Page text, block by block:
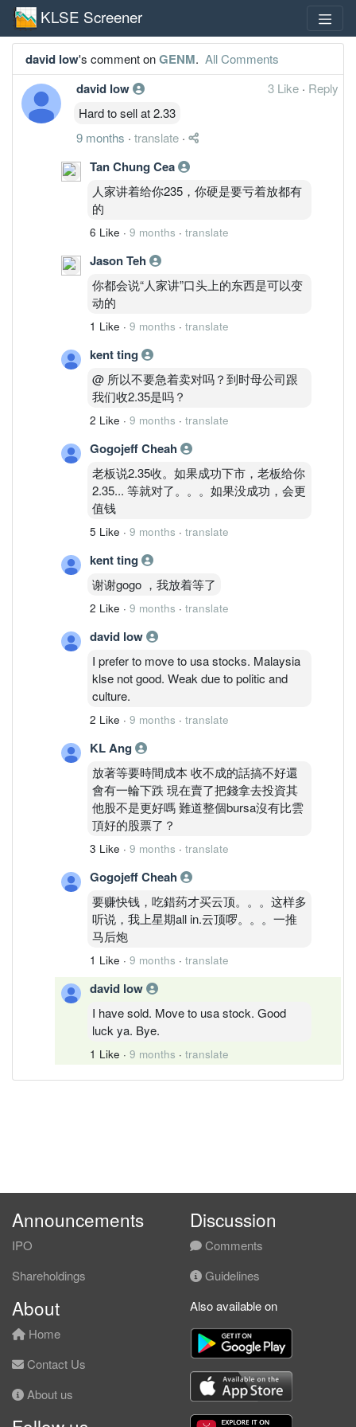
KLSE Screener
david low's comment onGENM. All Comments
david low 3 Like · Reply
Hard to sell at 2.33
9 months · translate ·
Tan Chung Cea
人家讲着给你235，你硬是要亏着放都有
的
6 Like · 9 months · translate
Jason Teh
你都会说“人家讲”口头上的东西是可以变
动的
1 Like · 9 months · translate
kent ting
@ 所以不要急着卖对吗？到时母公司跟
我们收2.35是吗？
2 Like · 9 months · translate
Gogojeff Cheah
老板说2.35收。如果成功下市，老板给你
2.35... 等就对了。。。如果没成功，会更
值钱
5 Like · 9 months · translate
kent ting
谢谢gogo ，我放着等了
2 Like · 9 months · translate
david low
I prefer to move to usa stocks. Malaysia
klse not good. Weak due to politic and
culture.
2 Like · 9 months · translate
KL Ang
放著等要時間成本 收不成的話搞不好還
會有一輪下跌 現在賣了把錢拿去投資其
他股不是更好嗎 難道整個bursa沒有比雲
頂好的股票了？
3 Like · 9 months · translate
Gogojeff Cheah
要赚快钱，吃錯药才买云顶。。。这样多
听说，我上星期all in.云顶啰。。。一推
马后炮
1 Like · 9 months · translate
david low
I have sold. Move to usa stock. Good
luck ya. Bye.
1 Like · 9 months · translate
Announcements
IPO
Shareholdings
Discussion
Comments
Guidelines
About
Home
Contact Us
About us
Also available on